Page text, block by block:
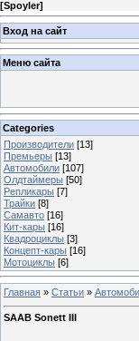
[Spoyler]
Вход на сайт
Меню сайта
Categories
Производители [13]
Премьеры [13]
Автомобили [107]
Олдтаймеры [50]
Репликары [7]
Трайки [8]
Самавто [16]
Кит-кары [16]
Квадроциклы [3]
Концепт-кары [16]
Мотоциклы [6]
Главная » Статьи »
SAAB Sonett III